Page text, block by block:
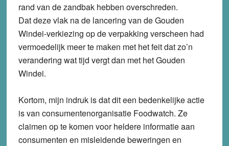
rand van de zandbak hebben overschreden.
Dat deze vlak na de lancering van de Gouden
Windei-verkiezing op de verpakking verscheen had
vermoedelijk meer te maken met het feit dat zo’n
verandering wat tijd vergt dan met het Gouden
Windei.
Kortom, mijn indruk is dat dit een bedenkelijke actie
is van consumentenorganisatie Foodwatch. Ze
claimen op te komen voor heldere informatie aan
consumenten en misleidende beweringen en